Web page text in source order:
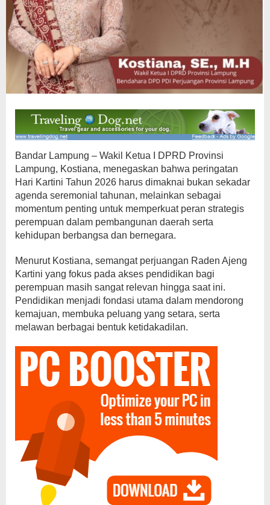
Bandar Lampung – Wakil Ketua I DPRD Provinsi
Lampung, Kostiana, menegaskan bahwa peringatan
Hari Kartini Tahun 2026 harus dimaknai bukan sekadar
agenda seremonial tahunan, melainkan sebagai
momentum penting untuk memperkuat peran strategis
perempuan dalam pembangunan daerah serta
kehidupan berbangsa dan bernegara.
Menurut Kostiana, semangat perjuangan Raden Ajeng
Kartini yang fokus pada akses pendidikan bagi
perempuan masih sangat relevan hingga saat ini.
Pendidikan menjadi fondasi utama dalam mendorong
kemajuan, membuka peluang yang setara, serta
melawan berbagai bentuk ketidakadilan.